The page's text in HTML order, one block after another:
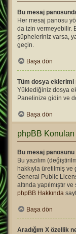
Bu mesaj
Her mesaj panosu
da izin vermeyebilir.
şüpheleriniz varsa,
geçin.
Başa dön
Tüm dosya eklerimi
Yüklediğiniz dosya
Panelinize gidin ve
Başa dön
phpBB Konuları
Bu mesaj panosunu
Bu yazılım
hakkıyla üretilmiş ve
General Public
altında yapılmıştır
phpBB Hakkında
Başa dön
Aradığım X özellik